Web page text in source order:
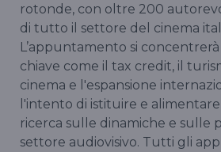
rotonde, con oltre 200
di tutto il settore del cinema
L’appuntamento si
chiave come il tax credit, il
cinema e l'espansione
l'intento di istituire e
ricerca sulle dinamiche e sulle
settore audiovisivo. Tutti gli